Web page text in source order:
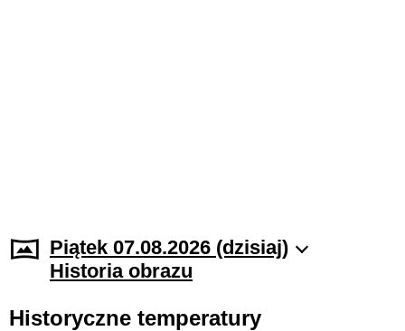
Piątek 07.08.2026 (dzisiaj)
Historia obrazu
Historyczne temperatury